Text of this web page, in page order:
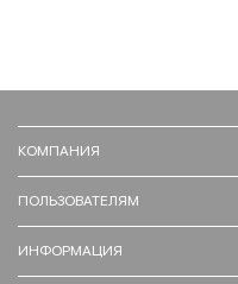
КОМПАНИЯ
ПОЛЬЗОВАТЕЛЯМ
ИНФОРМАЦИЯ